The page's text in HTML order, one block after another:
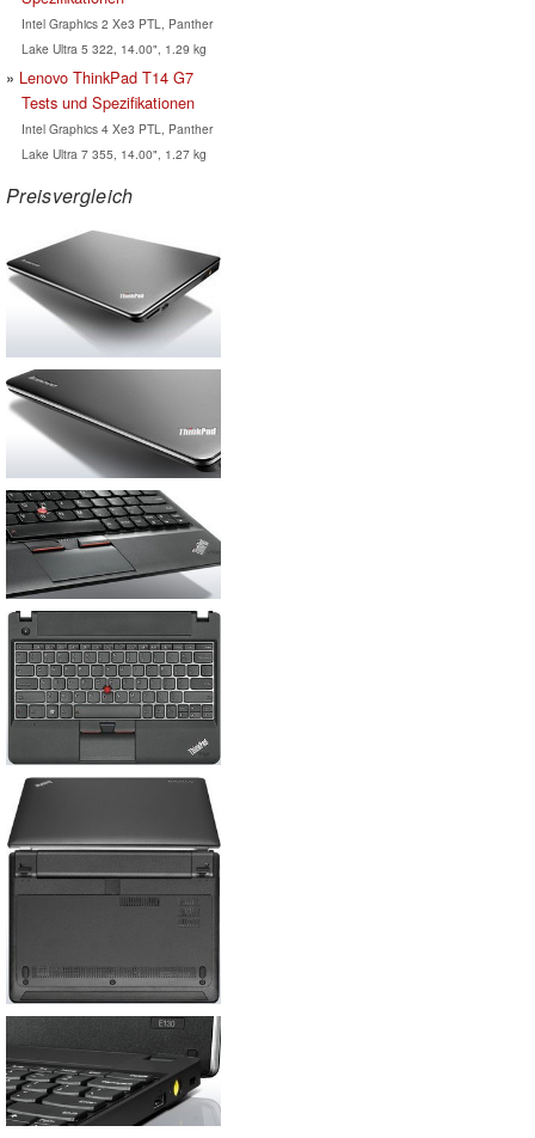
Intel Graphics 2 Xe3 PTL, Panther
Lake Ultra 5 322, 14.00", 1.29 kg
Lenovo ThinkPad T14 G7
Tests und Spezifikationen
Intel Graphics 4 Xe3 PTL, Panther
Lake Ultra 7 355, 14.00", 1.27 kg
Preisvergleich